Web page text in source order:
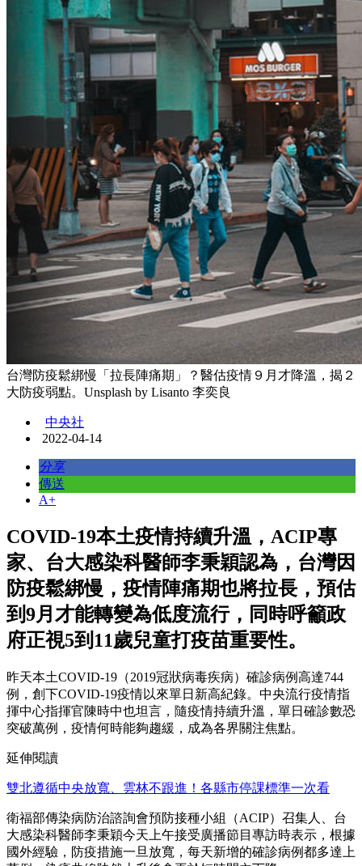
台灣防疫鬆綁慢「拉長陣痛期」？醫估疫情９月才降溫，揭２
大防疫弱點。Unsplash by Lisanto 李奕良
中央社
2022-04-14
分享
傳送
A+
COVID-19本土疫情持續升溫，ACIP專
家、台大感染科醫師李秉穎認為，台灣因
防疫鬆綁慢，疫情陣痛期也將拉長，預估
到9月才能轉變為低度流行，同時呼籲政
府正視5到11歲兒童打疫苗重要性。
昨天本土COVID-19（2019冠狀病毒疾病）確診病例高達744
例，創下COVID-19疫情以來單日新高紀錄。中央流行疫情指
揮中心指揮官陳時中也坦言，隨疫情持續升溫，單日確診數恐
突破萬例，疫情何時能夠趨緩，成為各界關注焦點。
延伸閱讀
雙北遵循中央放寬、雲林不跟進！各縣市停課標準一次看
衛福部傳染病防治諮詢會預防接種小組（ACIP）召集人、台
大感染科醫師李秉穎今天上午接受廣播節目專訪時表示，根據
國外經驗，防疫措施一旦放寬，每天新增的確診病例都多達上